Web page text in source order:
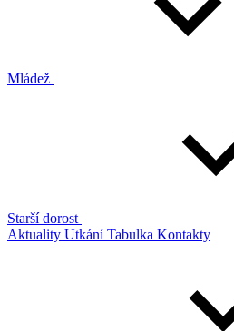
Mládež
Starší dorost
Aktuality UtkáníTabulka Kontakty